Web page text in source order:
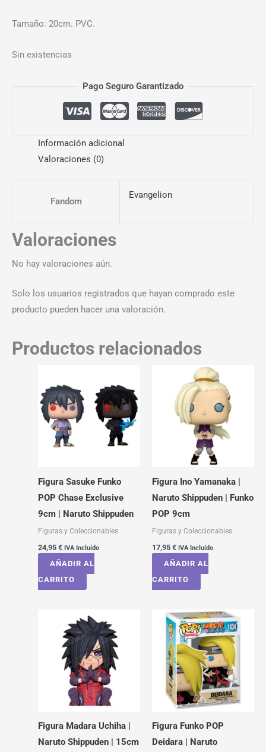
Tamaño: 20cm. PVC.
Sin existencias
Pago Seguro Garantizado
Información adicional
Valoraciones (0)
Fandom
Evangelion
Valoraciones
No hay valoraciones aún.
Solo los usuarios registrados que hayan comprado este
producto pueden hacer una valoración.
Productos relacionados
Figura Sasuke Funko
POP Chase Exclusive
9cm | Naruto Shippuden
Figuras y Coleccionables
24,95 € IVA Incluído
AÑADIR AL
CARRITO
Figura Ino Yamanaka |
Naruto Shippuden | Funko
POP 9cm
Figuras y Coleccionables
17,95 € IVA Incluído
AÑADIR AL
CARRITO
Figura Madara Uchiha |
Naruto Shippuden | 15cm
Figura Funko POP
Deidara | Naruto